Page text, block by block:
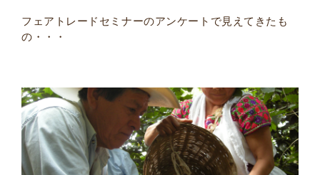
フェアトレードセミナーのアンケートで見えてきたも
の・・・